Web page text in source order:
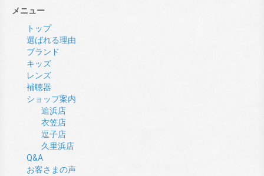
メニュー
トップ
選ばれる理由
ブランド
キッズ
レンズ
補聴器
ショップ案内
追浜店
衣笠店
逗子店
久里浜店
Q&A
お客さまの声